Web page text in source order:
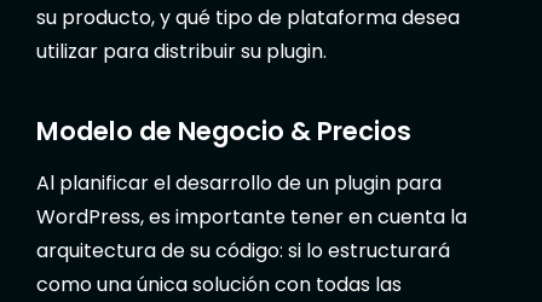
su producto, y qué tipo de plataforma desea
utilizar para distribuir su plugin.
Modelo de Negocio & Precios
Al planificar el desarrollo de un plugin para
WordPress, es importante tener en cuenta la
arquitectura de su código: si lo estructurará
como una única solución con todas las